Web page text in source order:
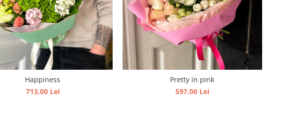
Happiness
713,00 Lei
Pretty in pink
597,00 Lei